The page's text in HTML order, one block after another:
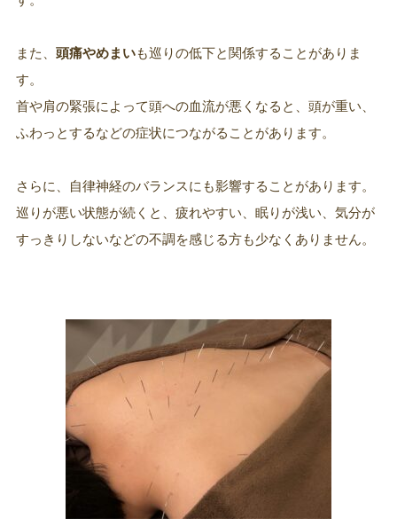
また、 頭痛やめまいも巡りの低下と関係することがありま
す。
首や肩の緊張によって頭への血流が悪くなると、頭が重い、
ふわっとするなどの症状につながることがあります。
さらに、自律神経のバランスにも影響することがあります。
巡りが悪い状態が続くと、疲れやすい、眠りが浅い、気分が
すっきりしないなどの不調を感じる方も少なくありません。